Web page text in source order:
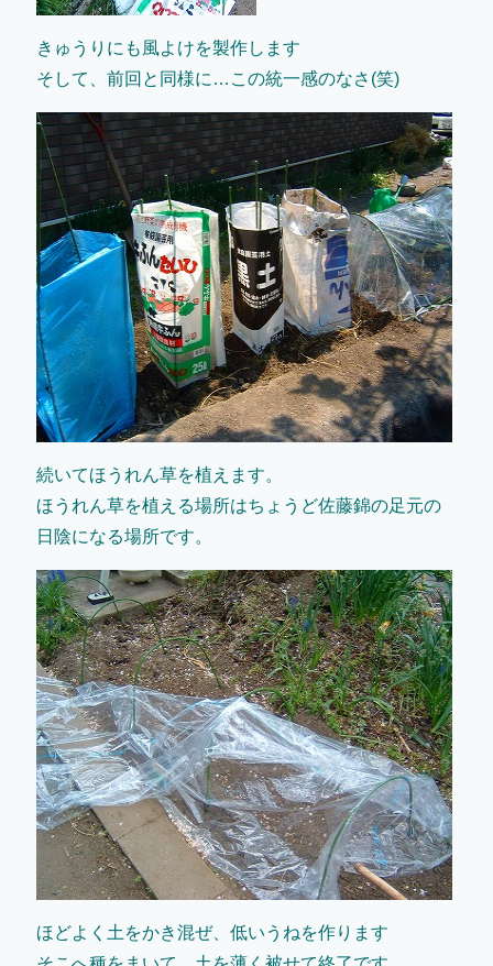
きゅうりにも風よけを製作します
そして、前回と同様に…この統一感のなさ(笑)
続いてほうれん草を植えます。
ほうれん草を植える場所はちょうど佐藤錦の足元の
日陰になる場所です。
ほどよく土をかき混ぜ、低いうねを作ります